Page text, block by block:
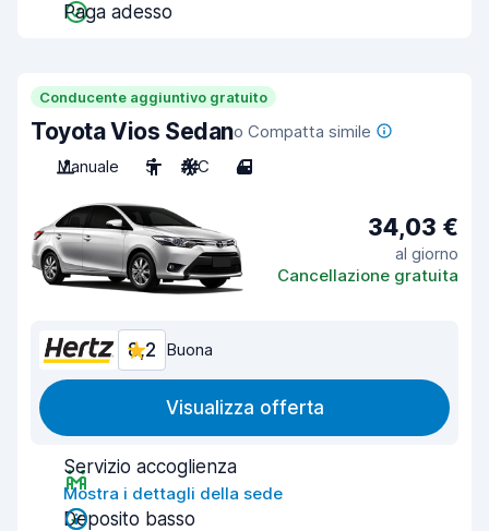
Paga adesso
Conducente aggiuntivo gratuito
Toyota Vios Sedano Compatta simile
Manuale
5 A/C 4
34,03 €
al giorno
Cancellazione gratuita
8,2 Buona
Visualizza offerta
Servizio accoglienza
Mostra i dettagli della sede
Deposito basso